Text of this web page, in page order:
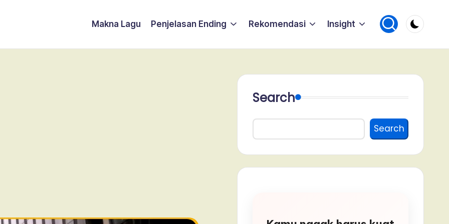
Makna Lagu Penjelasan Ending Rekomendasi Insight
Search
Search